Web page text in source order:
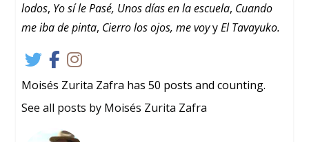
lodos, Yo sí le Pasé, Unos días en la escuela, Cuando
me iba de pinta, Cierro los ojos, me voyyEl Tavayuko.
Moisés Zurita Zafra has 50 posts and counting.
See all posts by Moisés Zurita Zafra